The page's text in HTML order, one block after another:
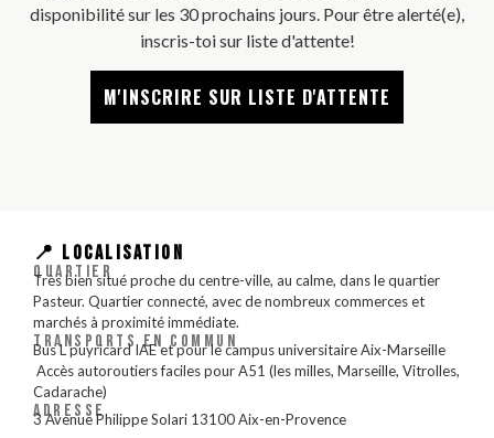
disponibilité sur les 30 prochains jours. Pour être alerté(e),
inscris-toi sur liste d'attente!
M'INSCRIRE SUR LISTE D'ATTENTE
📍 LOCALISATION
QUARTIER
Très bien situé proche du centre-ville, au calme, dans le quartier
Pasteur. Quartier connecté, avec de nombreux commerces et
marchés à proximité immédiate.
TRANSPORTS EN COMMUN
Bus L puyricard IAE et pour le campus universitaire Aix-Marseille
️ Accès autoroutiers faciles pour A51 (les milles, Marseille, Vitrolles,
Cadarache)
ADRESSE
3 Avenue Philippe Solari 13100 Aix-en-Provence